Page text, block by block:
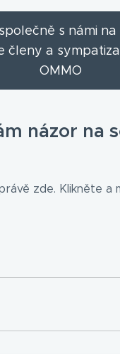
s námi na
členy a
OMMO
názor na
zde. Klikněte a